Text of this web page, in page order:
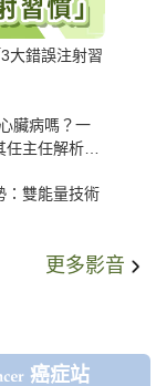
大錯誤注射習
臟病嗎？一
主任解析支
：雙能量技術
更多影音
癌症站